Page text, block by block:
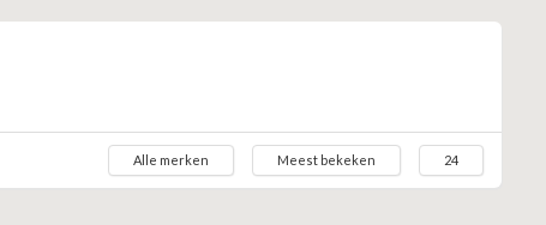
Alle merken Meest bekeken 24